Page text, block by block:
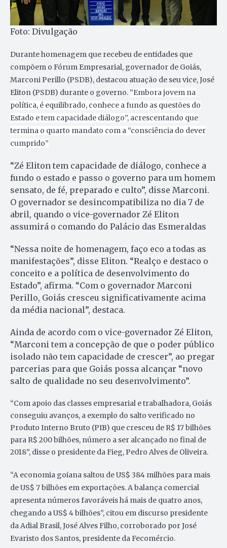
Foto: Divulgação
Durante homenagem que recebeu de entidades que
compõem o Fórum Empresarial, governador de Goiás,
Marconi Perillo (PSDB), destacou atuação de seu vice, José
Eliton (PSDB) durante o governo. “Embora jovem na
política, é equilibrado, conhece a fundo as questões do
Estado e tem capacidade diálogo”, acrescentando que
termina o quarto mandato com a “consciência do dever
cumprido”
“Zé Eliton tem capacidade de diálogo, conhece a
fundo o estado e passo o governo para um homem
sensato, de fé, preparado e culto”, disse Marconi.
O governador se desincompatibiliza no dia 7 de
abril, quando o vice-governador Zé Eliton
assumirá o comando do Palácio das Esmeraldas
“Nessa noite de homenagem, faço eco a todas as
manifestações”, disse Eliton. “Realço e destaco o
conceito e a política de desenvolvimento do
Estado”, afirma. “Com o governador Marconi
Perillo, Goiás cresceu significativamente acima
da média nacional”, destaca.
Ainda de acordo com o vice-governador Zé Eliton,
“Marconi tem a concepção de que o poder público
isolado não tem capacidade de crescer”, ao pregar
parcerias para que Goiás possa alcançar “novo
salto de qualidade no seu desenvolvimento”.
“Com apoio das classes empresarial e trabalhadora, Goiás
conseguiu avanços, a exemplo do salto verificado no
Produto Interno Bruto (PIB) que cresceu de R$ 17 bilhões
para R$ 200 bilhões, número a ser alcançado no final de
2018”, disse o presidente da Fieg, Pedro Alves de Oliveira.
“A economia goiana saltou de US$ 384 milhões para mais
de US$ 7 bilhões em exportações. A balança comercial
apresenta números favoráveis há mais de quatro anos,
chegando a US$ 4 bilhões”, citou em discurso presidente
da Adial Brasil, José Alves Filho, corroborado por José
Evaristo dos Santos, presidente da Fecomércio.